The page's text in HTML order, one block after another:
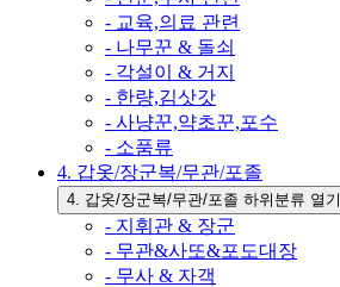
- 교육,의료 관련
- 나무꾼 & 돌쇠
- 각설이 & 거지
- 한량,김삿갓
- 사냥꾼,약초꾼,포수
- 소품류
4. 갑옷/장군복/무관/포졸
4. 갑옷/장군복/무관/포졸 하위분류 열기
- 지휘관 & 장군
- 무관&사또&포도대장
- 무사 & 자객